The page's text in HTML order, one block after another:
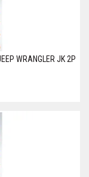
WRANGLER JK 2P